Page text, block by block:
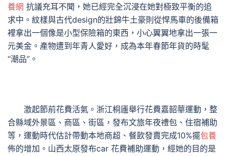
養網 抗議充耳不聞，她已經完全沉浸在她對極致平衡的追
求中。紋樣與古代design的壯錦牛土豪則從悍馬車的後備箱
裡拿出一個像是小型保險箱的東西，小心翼翼地拿出一張一
元美金。產物遭到年青人愛好，成為本年春節年貨的時髦
“潮品”。
激起節前花費活氣。浙江桐廬舉行花費嘉韶華運動，整
合縣域外景區、商區、街區，發布文旅年夜禮包、住宿補助
等，運動時代估計帶動本地商超、餐飲發賣完成10%擺包養
佈的增加。山西太原發布car 花費補助運動，經她的目的是